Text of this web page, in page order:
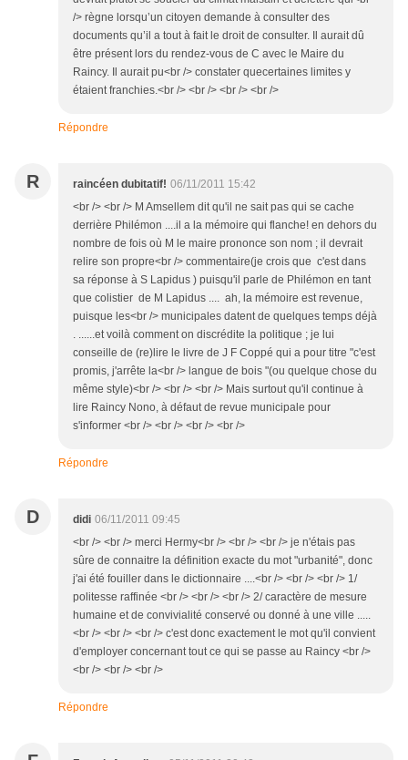
/> règne lorsqu’un citoyen demande à consulter des
documents qu’il a tout à fait le droit de consulter. Il aurait dû
être présent lors du rendez-vous de C avec le Maire du
Raincy. Il aurait pu<br /> constater quecertaines limites y
étaient franchies.<br /> <br /> <br /> <br />
Répondre
R raincéen dubitatif! 06/11/2011 15:42
<br /> <br /> M Amsellem dit qu'il ne sait pas qui se cache
derrière Philémon ....il a la mémoire qui flanche! en dehors du
nombre de fois où M le maire prononce son nom ; il devrait
relire son propre<br /> commentaire(je crois que c'est dans
sa réponse à S Lapidus ) puisqu'il parle de Philémon en tant
que colistier de M Lapidus .... ah, la mémoire est revenue,
puisque les<br /> municipales datent de quelques temps déjà
. ......et voilà comment on discrédite la politique ; je lui
conseille de (re)lire le livre de J F Coppé qui a pour titre "c'est
promis, j'arrête la<br /> langue de bois "(ou quelque chose du
même style)<br /> <br /> <br /> Mais surtout qu'il continue à
lire Raincy Nono, à défaut de revue municipale pour
s'informer <br /> <br /> <br /> <br />
Répondre
D didi 06/11/2011 09:45
<br /> <br /> merci Hermy<br /> <br /> <br /> je n'étais pas
sûre de connaitre la définition exacte du mot "urbanité", donc
j'ai été fouiller dans le dictionnaire ....<br /> <br /> <br /> 1/
politesse raffinée <br /> <br /> <br /> 2/ caractère de mesure
humaine et de convivialité conservé ou donné à une ville .....
<br /> <br /> <br /> c'est donc exactement le mot qu'il convient
d'employer concernant tout ce qui se passe au Raincy <br />
<br /> <br /> <br />
Répondre